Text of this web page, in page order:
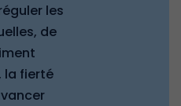
les
de
la fierté